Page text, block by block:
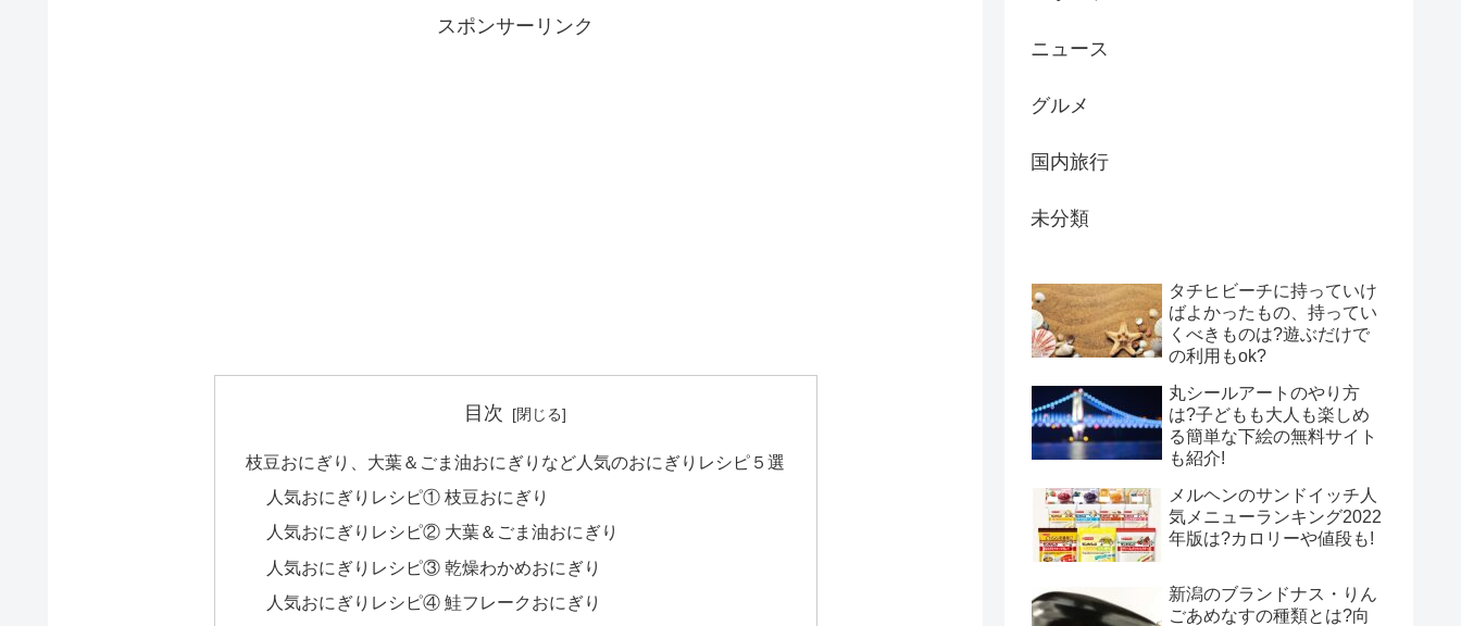
スポンサーリンク
目次
枝豆おにぎり、大葉＆ごま油おにぎりなど人気のおにぎりレシピ５選
人気おにぎりレシピ① 枝豆おにぎり
人気おにぎりレシピ② 大葉＆ごま油おにぎり
人気おにぎりレシピ③ 乾燥わかめおにぎり
人気おにぎりレシピ④ 鮭フレークおにぎり
ニュース
グルメ
国内旅行
未分類
タチヒビーチに持っていけ
ばよかったもの、持ってい
くべきものは?遊ぶだけで
の利用もok?
丸シールアートのやり方
は?子どもも大人も楽しめ
る簡単な下絵の無料サイト
も紹介!
メルヘンのサンドイッチ人
気メニューランキング2022
年版は?カロリーや値段も!
新潟のブランドナス・りん
ごあめなすの種類とは?向